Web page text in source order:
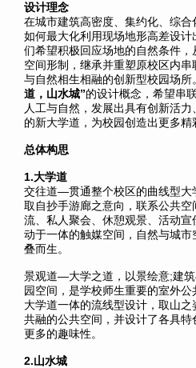
设计理念
在城市建筑高密度、集约化、综
如何最大化利用现场地形高差设
们希望积极回应场地的自然条件
空间形制，继承并重塑原校区内
与自然相生相融的创新型校园场所
道，山水城”的设计概念，希望串
人工与自然，发展出具有创新活
的新大学道，为校园创造出更多精
总体构思
1.大学道
交往道—贯通整个校区的曲线型大
取自抄手游廊之意向，联系公共
流、私人聚会、休憩观景、活动
动于一体的触媒空间，自然与城
叠而生。
景观道—大学之道，以景绘意;建
园空间，是学校师生重要的室外
大学道一体的流线型设计，取山
共融的公共空间，并设计了各具
更多的趣味性。
2.山水城